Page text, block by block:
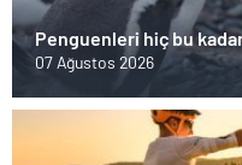
Penguenleri hiç bu
görmemiştiniz
07 Ağustos 2026